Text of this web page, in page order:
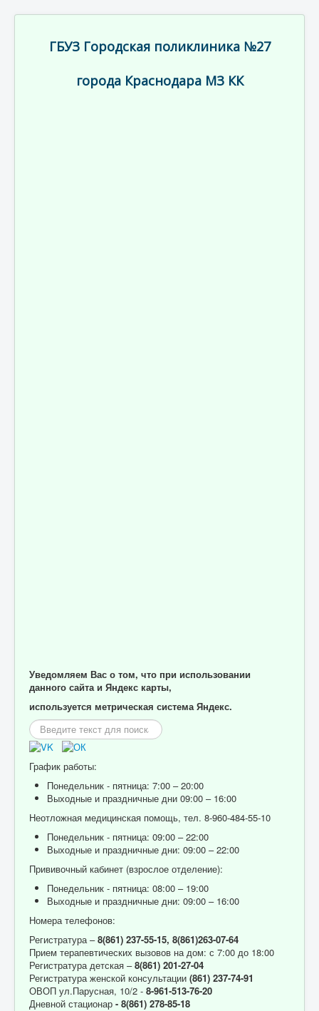
ГБУЗ Городская поликлиника №27
города Краснодара МЗ КК
Уведомляем Вас о том, что при использовании
данного сайта и Яндекс карты,
используется метрическая система Яндекс.
Искать...
График работы:
Понедельник - пятница: 7:00 – 20:00
Выходные и праздничные дни 09:00 – 16:00
Неотложная медицинская помощь, тел. 8-960-484-55-10
Понедельник - пятница: 09:00 – 22:00
Выходные и праздничные дни: 09:00 – 22:00
Прививочный кабинет (взрослое отделение):
Понедельник - пятница: 08:00 – 19:00
Выходные и праздничные дни: 09:00 – 16:00
Номера телефонов:
Регистратура –8(861) 237-55-15, 8(861)263-07-64
Прием терапевтических вызовов на дом: с 7:00 до 18:00
Регистратура детская –8(861) 201-27-04
Регистратура женской консультации (861) 237-74-91
ОВОП ул.Парусная, 10/2 - 8-961-513-76-20
Дневной стационар - 8(861) 278-85-18